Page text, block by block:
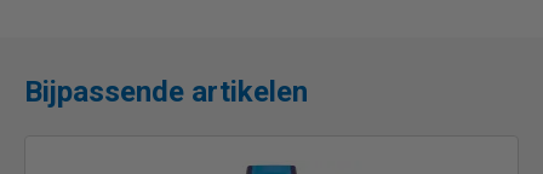
Bijpassende artikelen